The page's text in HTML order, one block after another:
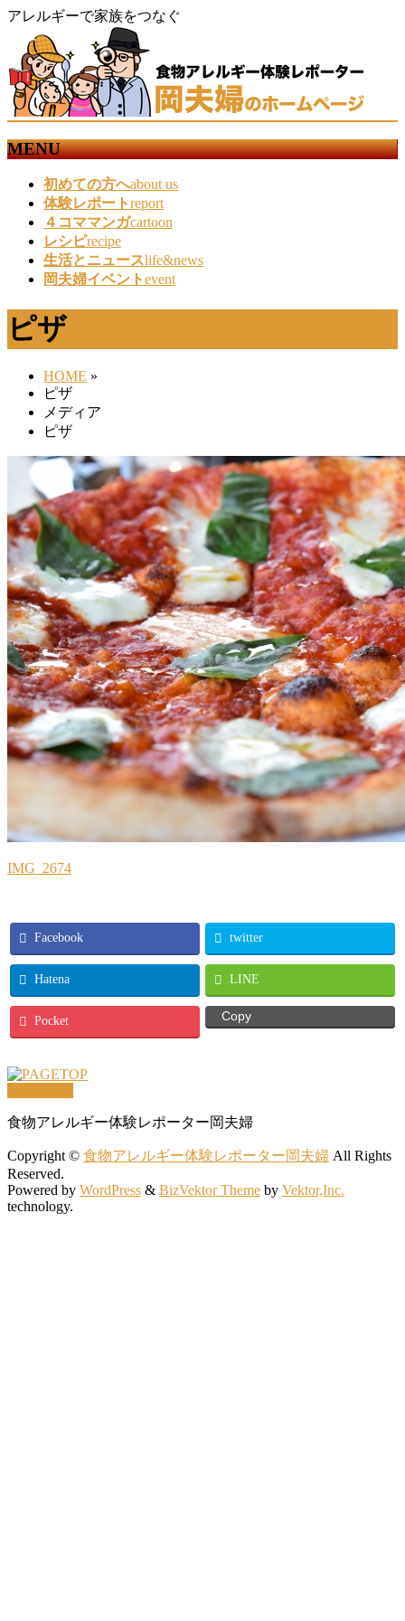
アレルギーで家族をつなぐ
MENU
す
初めての方へabout us
体験レポートreport
４コママンガcartoon
レシピrecipe
生活とニュースlife&news
岡夫婦イベントevent
ピザ
HOME »
ピザ
メディア
ピザ
IMG_2674
Facebook twitter
Hatena LINE
Pocket Copy
食物アレルギー体験レポーター岡夫婦
Copyright © 食物アレルギー体験レポーター岡夫婦 All Rights
Reserved.
Powered by WordPress & BizVektor Theme by Vektor,Inc.
technology.